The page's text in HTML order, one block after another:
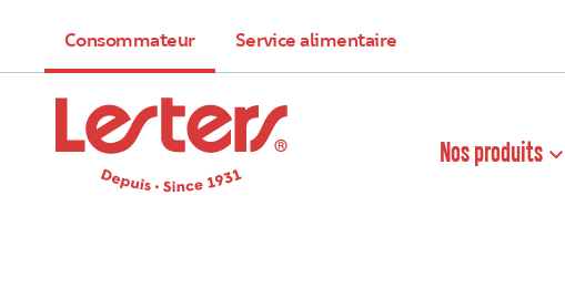
Consommateur Service alimentaire
Nos produits